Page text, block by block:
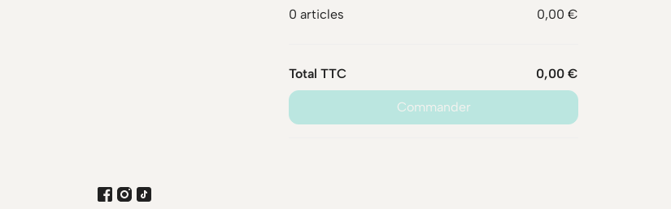
0 articles 0,00 €
Total TTC 0,00 €
Commander